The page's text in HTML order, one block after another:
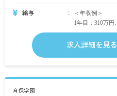
給与
＜年収例＞
1年目：310万円
3年目：340万円
5年目：380万円
求人詳細を見る
育保学園